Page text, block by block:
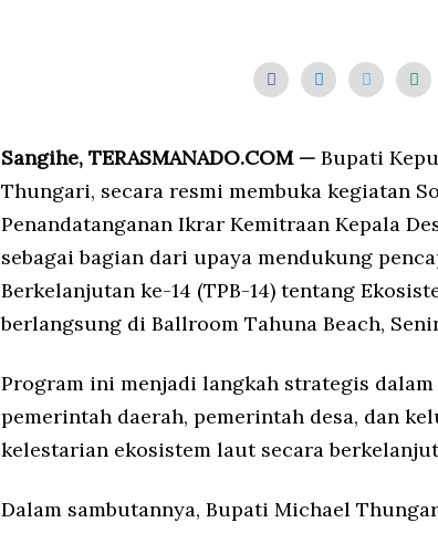
Sangihe, TERASMANADO.COM — Bupati
Thungari, secara resmi membuka kegiatan
Penandatanganan Ikrar Kemitraan Kepala
sebagai bagian dari upaya mendukung
Berkelanjutan ke-14 (TPB-14) tentang
berlangsung di Ballroom Tahuna Beach,
Program ini menjadi langkah strategis
pemerintah daerah, pemerintah desa, dan
kelestarian ekosistem laut secara
Dalam sambutannya, Bupati Michael